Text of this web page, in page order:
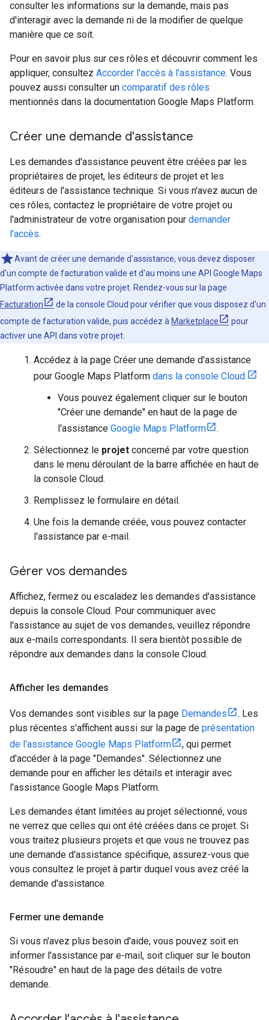
consulter les informations sur la demande, mais pas
d'interagir avec la demande ni de la modifier de quelque
manière que ce soit.
Pour en savoir plus sur ces rôles et découvrir comment les
appliquer, consultez Accorder l'accès à l'assistance. Vous
pouvez aussi consulter un comparatif des rôles
mentionnés dans la documentation Google Maps Platform.
Créer une demande d'assistance
Les demandes d'assistance peuvent être créées par les
propriétaires de projet, les éditeurs de projet et les
éditeurs de l'assistance technique. Si vous n'avez aucun de
ces rôles, contactez le propriétaire de votre projet ou
l'administrateur de votre organisation pour demander
l'accès.
Avant de créer une demande d'assistance, vous devez disposer
d'un compte de facturation valide et d'au moins une API Google Maps
Platform activée dans votre projet. Rendez-vous sur la page
Facturation
de la console Cloud pour vérifier que vous disposez d'un
compte de facturation valide, puis accédez à Marketplace
pour
activer une API dans votre projet.
Accédez à la page Créer une demande d'assistance
pour Google Maps Platform dans la console Cloud.
Vous pouvez également cliquer sur le bouton
"Créer une demande" en haut de la page de
l'assistance Google Maps Platform
.
Sélectionnez le projet concerné par votre question
dans le menu déroulant de la barre affichée en haut de
la console Cloud.
Remplissez le formulaire en détail.
Une fois la demande créée, vous pouvez contacter
l'assistance par e-mail.
Gérer vos demandes
Affichez, fermez ou escaladez les demandes d'assistance
depuis la console Cloud. Pour communiquer avec
l'assistance au sujet de vos demandes, veuillez répondre
aux e-mails correspondants. Il sera bientôt possible de
répondre aux demandes dans la console Cloud.
Afficher les demandes
Vos demandes sont visibles sur la page Demandes
. Les
plus récentes s'affichent aussi sur la page de présentation
de l'assistance Google Maps Platform
, qui permet
d'accéder à la page "Demandes". Sélectionnez une
demande pour en afficher les détails et interagir avec
l'assistance Google Maps Platform.
Les demandes étant limitées au projet sélectionné, vous
ne verrez que celles qui ont été créées dans ce projet. Si
vous traitez plusieurs projets et que vous ne trouvez pas
une demande d'assistance spécifique, assurez-vous que
vous consultez le projet à partir duquel vous avez créé la
demande d'assistance.
Fermer une demande
Si vous n'avez plus besoin d'aide, vous pouvez soit en
informer l'assistance par e-mail, soit cliquer sur le bouton
"Résoudre" en haut de la page des détails de votre
demande.